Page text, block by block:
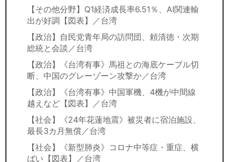
【その他分野】Q1経済成長率6.51％、AI関連輸
出が好調【図表】／台湾
【政治】自民党青年局の訪問団、頼清徳・次期
総統と会談／台湾
【政治】《台湾有事》馬祖との海底ケーブル切
断、中国のグレーゾーン攻撃か／台湾
【政治】《台湾有事》中国軍機、4機が中間線
越えなど【図表】／台湾
【社会】《24年花蓮地震》被災者に宿泊施設、
最長3カ月無償／台湾
【社会】《新型肺炎》コロナ中等症・重症、横
ばい【図表】／台湾